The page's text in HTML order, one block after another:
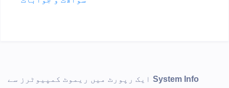
System Info ایک رپورٹ میں ریموٹ کمپیوٹرز سے